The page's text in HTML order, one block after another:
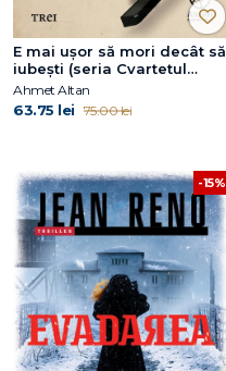
E mai ușor să mori decât să
iubești (seria Cvartetul
Otoman, vol.3)
Ahmet Altan
63.75 lei 75.00 lei
-15%